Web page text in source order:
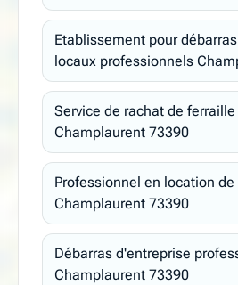
Etablissement pour
locaux professionnels
Service de rachat de
Champlaurent 73390
Professionnel en location de
Champlaurent 73390
Débarras d'entreprise
Champlaurent 73390